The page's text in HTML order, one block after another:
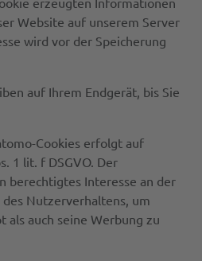
Website auf unserem Server
wird vor der Speicherung
auf Ihrem Endgerät, bis Sie
Cookies erfolgt auf
1 lit. f DSGVO. Der
berechtigtes Interesse an der
Nutzerverhaltens, um
als auch seine Werbung zu